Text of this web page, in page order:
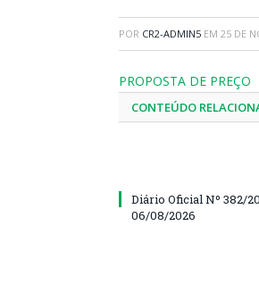
POR CR2-ADMIN5 EM 25 DE
PROPOSTA DE PREÇO
CONTEÚDO
Diário Oficial Nº 382/
06/08/2026